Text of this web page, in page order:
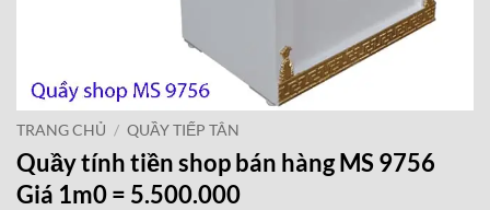
TRANG CHỦ / QUẦY TIẾP TÂN
Quầy tính tiền shop bán hàng MS 9756
Giá 1m0 = 5.500.000